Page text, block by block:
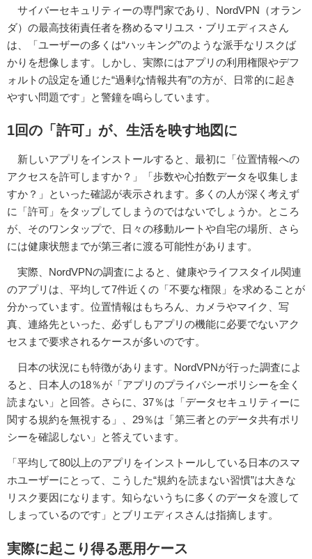
サイバーセキュリティーの専門家であり、NordVPN（オラン
ダ）の最高技術責任者を務めるマリユス・ブリエディスさん
は、「ユーザーの多くは“ハッキング”のような派手なリスクば
かりを想像します。しかし、実際にはアプリの利用権限やデフ
ォルトの設定を通じた“過剰な情報共有”の方が、日常的に起き
やすい問題です」と警鐘を鳴らしています。
1回の「許可」が、生活を映す地図に
新しいアプリをインストールすると、最初に「位置情報への
アクセスを許可しますか？」「歩数や心拍数データを収集しま
すか？」といった確認が表示されます。多くの人が深く考えず
に「許可」をタップしてしまうのではないでしょうか。ところ
が、そのワンタップで、日々の移動ルートや自宅の場所、さら
には健康状態までが第三者に渡る可能性があります。
実際、NordVPNの調査によると、健康やライフスタイル関連
のアプリは、平均して7件近くの「不要な権限」を求めることが
分かっています。位置情報はもちろん、カメラやマイク、写
真、連絡先といった、必ずしもアプリの機能に必要でないアク
セスまで要求されるケースが多いのです。
日本の状況にも特徴があります。NordVPNが行った調査によ
ると、日本人の18％が「アプリのプライバシーポリシーを全く
読まない」と回答。さらに、37％は「データセキュリティーに
関する規約を無視する」、29％は「第三者とのデータ共有ポリ
シーを確認しない」と答えています。
「平均して80以上のアプリをインストールしている日本のスマ
ホユーザーにとって、こうした“規約を読まない習慣”は大きな
リスク要因になります。知らないうちに多くのデータを渡して
しまっているのです」とブリエディスさんは指摘します。
実際に起こり得る悪用ケース